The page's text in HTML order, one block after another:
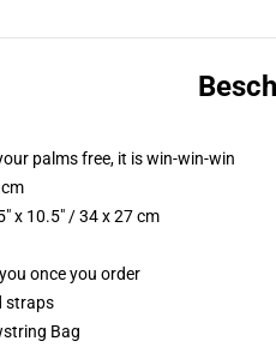
palms free, it is win-win-win
x 10.5" / 34 x 27 cm
once you order
straps
Bag